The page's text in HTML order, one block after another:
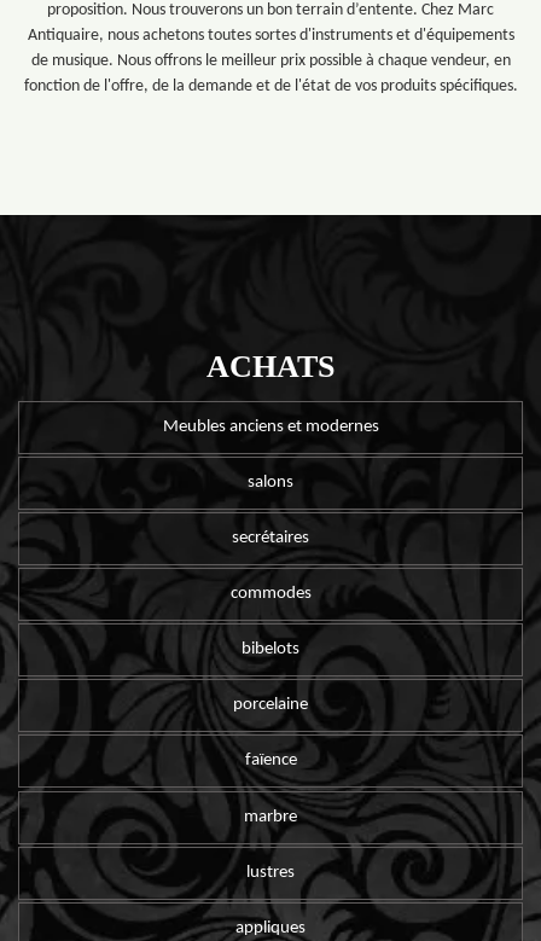
proposition. Nous trouverons un bon terrain d’entente. Chez Marc
Antiquaire, nous achetons toutes sortes d'instruments et d'équipements
de musique. Nous offrons le meilleur prix possible à chaque vendeur, en
fonction de l'offre, de la demande et de l'état de vos produits spécifiques.
ACHATS
Meubles anciens et modernes
salons
secrétaires
commodes
bibelots
porcelaine
faïence
marbre
lustres
appliques